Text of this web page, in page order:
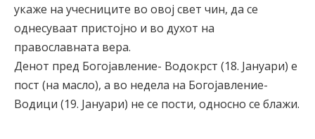
укаже на учесниците во овој свет чин, да се
однесуваат пристојно и во духот на
православната вера.
Денот пред Богојавление- Водокрст (18. Јануари) е
пост (на масло), а во недела на Богојавление-
Водици (19. Јануари) не се пости, односно се блажи.